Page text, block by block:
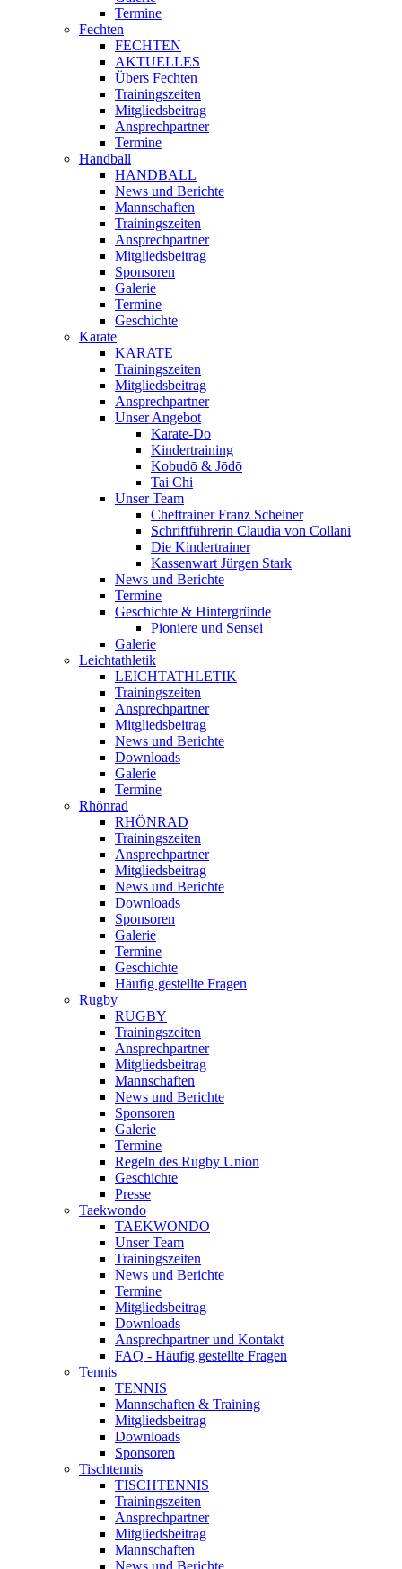
Termine
Fechten
FECHTEN
AKTUELLES
Übers Fechten
Trainingszeiten
Mitgliedsbeitrag
Ansprechpartner
Termine
Handball
HANDBALL
News und Berichte
Mannschaften
Trainingszeiten
Ansprechpartner
Mitgliedsbeitrag
Sponsoren
Galerie
Termine
Geschichte
Karate
KARATE
Trainingszeiten
Mitgliedsbeitrag
Ansprechpartner
Unser Angebot
Karate-Dō
Kindertraining
Kobudō & Jōdō
Tai Chi
Unser Team
Cheftrainer Franz Scheiner
Schriftführerin Claudia von Collani
Die Kindertrainer
Kassenwart Jürgen Stark
News und Berichte
Termine
Geschichte & Hintergründe
Pioniere und Sensei
Galerie
Leichtathletik
LEICHTATHLETIK
Trainingszeiten
Ansprechpartner
Mitgliedsbeitrag
News und Berichte
Downloads
Galerie
Termine
Rhönrad
RHÖNRAD
Trainingszeiten
Ansprechpartner
Mitgliedsbeitrag
News und Berichte
Downloads
Sponsoren
Galerie
Termine
Geschichte
Häufig gestellte Fragen
Rugby
RUGBY
Trainingszeiten
Ansprechpartner
Mitgliedsbeitrag
Mannschaften
News und Berichte
Sponsoren
Galerie
Termine
Regeln des Rugby Union
Geschichte
Presse
Taekwondo
TAEKWONDO
Unser Team
Trainingszeiten
News und Berichte
Termine
Mitgliedsbeitrag
Downloads
Ansprechpartner und Kontakt
FAQ - Häufig gestellte Fragen
Tennis
TENNIS
Mannschaften & Training
Mitgliedsbeitrag
Downloads
Sponsoren
Tischtennis
TISCHTENNIS
Trainingszeiten
Ansprechpartner
Mitgliedsbeitrag
Mannschaften
News und Berichte